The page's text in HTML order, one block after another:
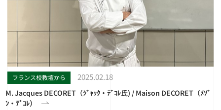
フランス校教壇から 2025.02.18
M. Jacques DECORET（ｼﾞｬｯｸ・ﾃﾞｺﾚ氏) / Maison DECORET（ﾒｿﾞ
ﾝ・ﾃﾞｺﾚ）